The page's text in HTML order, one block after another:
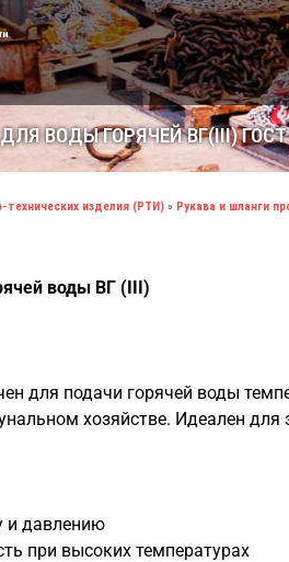
ВОДЫ ГОРЯЧЕЙ ВГ(III) ГОСТ
технических изделия (РТИ) » Рукава и шланги
воды ВГ (III)
для подачи горячей воды
хозяйстве. Идеален
и давлению
при высоких температурах